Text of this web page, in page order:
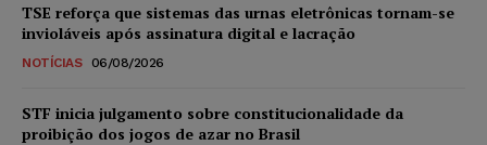
TSE reforça que sistemas das urnas eletrônicas tornam-se
invioláveis após assinatura digital e lacração
NOTÍCIAS 06/08/2026
STF inicia julgamento sobre constitucionalidade da
proibição dos jogos de azar no Brasil